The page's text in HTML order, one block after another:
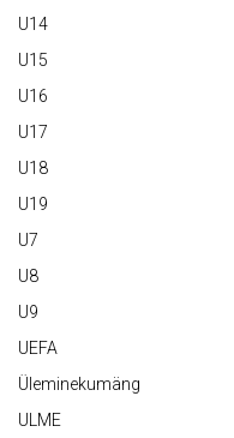
U14
U15
U16
U17
U18
U19
U7
U8
U9
UEFA
Üleminekumäng
ULME